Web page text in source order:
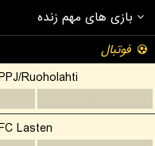
بازی های مهم زنده
فوتبال
Ruoholahti
Lasten